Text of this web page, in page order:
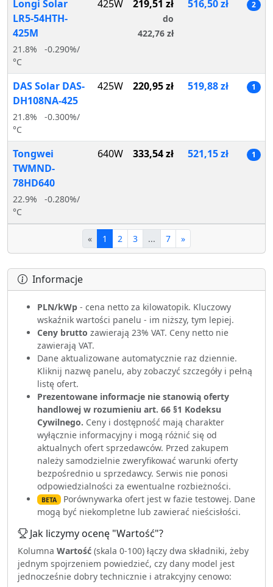
Longi Solar
LR5-54HTH-
425M
21.8%
-0.290%/
°C
425W 219,51 zł
do
422,76 zł
516,50 zł 2
DAS Solar DAS-
DH108NA-425
21.8%
-0.300%/
°C
425W 220,95 zł 519,88 zł 1
Tongwei
TWMND-
78HD640
22.9%
-0.280%/
°C
640W 333,54 zł 521,15 zł 1
« 1 2 3 ... 7 »
Informacje
PLN/kWp - cena netto za kilowatopik. Kluczowy
wskaźnik wartości panelu - im niższy, tym lepiej.
Ceny brutto zawierają 23% VAT. Ceny netto nie
zawierają VAT.
Dane aktualizowane automatycznie raz dziennie.
Kliknij nazwę panelu, aby zobaczyć szczegóły i pełną
listę ofert.
Prezentowane informacje nie stanowią oferty
handlowej w rozumieniu art. 66 §1 Kodeksu
Cywilnego. Ceny i dostępność mają charakter
wyłącznie informacyjny i mogą różnić się od
aktualnych ofert sprzedawców. Przed zakupem
należy samodzielnie zweryfikować warunki oferty
bezpośrednio u sprzedawcy. Serwis nie ponosi
odpowiedzialności za ewentualne rozbieżności.
BETA Porównywarka ofert jest w fazie testowej. Dane
mogą być niekompletne lub zawierać nieścisłości.
Jak liczymy ocenę "Wartość"?
Kolumna Wartość (skala 0-100) łączy dwa składniki, żeby
jednym spojrzeniem powiedzieć, czy dany model jest
jednocześnie dobry technicznie i atrakcyjny cenowo: